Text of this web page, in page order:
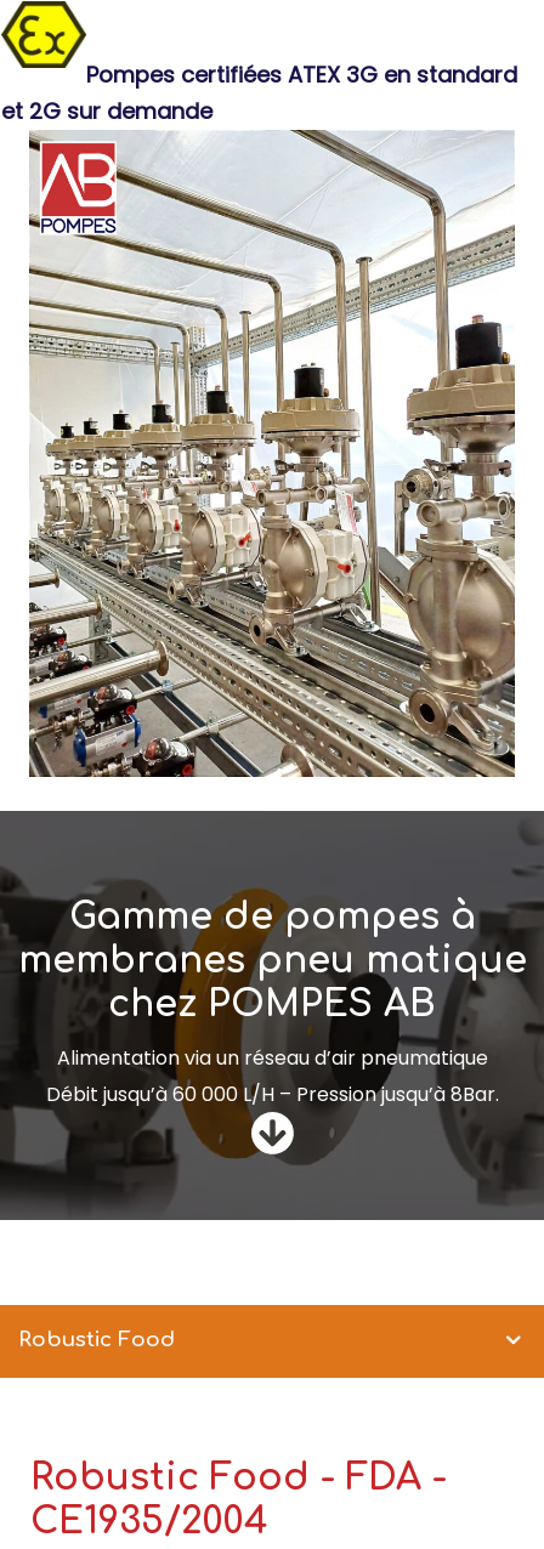
Pompes certifiées ATEX 3G en standard
et 2G sur demande
Gamme de pompes à
membranes pneu matique
chez POMPES AB
Alimentation via un réseau d’air pneumatique
Débit jusqu’à 60 000 L/H – Pression jusqu’à 8Bar.
Robustic Food
Robustic Food - FDA -
CE1935/2004